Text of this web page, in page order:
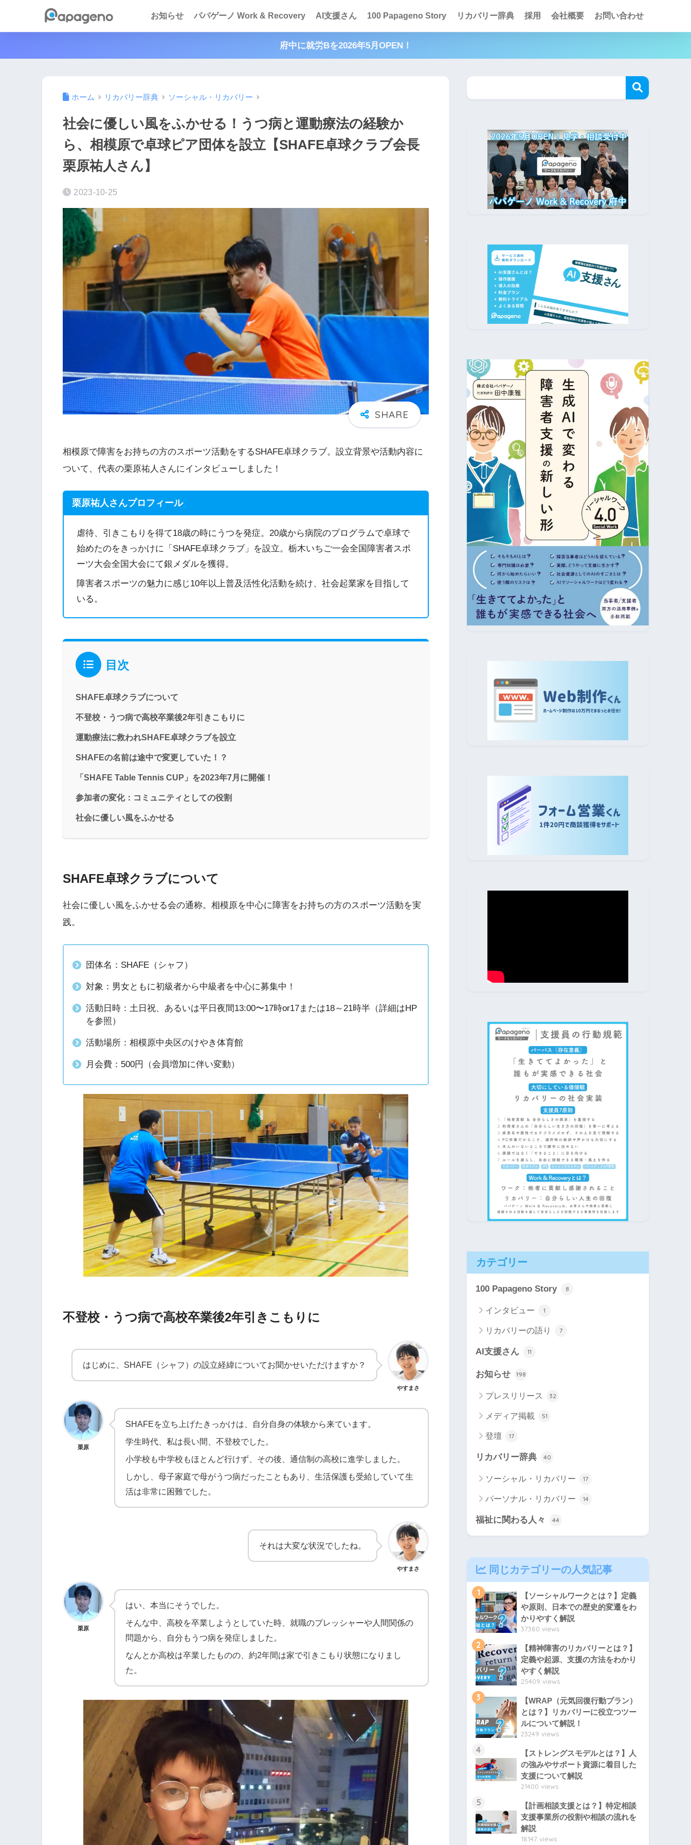
お知らせ パパゲーノ Work & Recovery AI支援さん 100 Papageno Story リカバリー辞典 採用 会社概要 お問い合わせ
府中に就労Bを2026年5月OPEN！
ホーム リカバリー辞典 ソーシャル・リカバリー
社会に優しい風をふかせる！うつ病と運動療法の経験か
ら、相模原で卓球ピア団体を設立【SHAFE卓球クラブ会長
栗原祐人さん】
2023-10-25
相模原で障害をお持ちの方のスポーツ活動をするSHAFE卓球クラブ。設立背景や活動内容に
ついて、代表の栗原祐人さんにインタビューしました！
栗原祐人さんプロフィール
虐待、引きこもりを得て18歳の時にうつを発症。20歳から病院のプログラムで卓球で
始めたのをきっかけに「SHAFE卓球クラブ」を設立。栃木いちご一会全国障害者スポ
ーツ大会全国大会にて銀メダルを獲得。
障害者スポーツの魅力に感じ10年以上普及活性化活動を続け、社会起業家を目指して
いる。
目次
SHAFE卓球クラブについて
不登校・うつ病で高校卒業後2年引きこもりに
運動療法に救われSHAFE卓球クラブを設立
SHAFEの名前は途中で変更していた！？
「SHAFE Table Tennis CUP」を2023年7月に開催！
参加者の変化：コミュニティとしての役割
社会に優しい風をふかせる
SHAFE卓球クラブについて
社会に優しい風をふかせる会の通称。相模原を中心に障害をお持ちの方のスポーツ活動を実
践。
団体名：SHAFE（シャフ）
対象：男女ともに初級者から中級者を中心に募集中！
活動日時：土日祝、あるいは平日夜間13:00〜17時or17または18～21時半（詳細はHP
を参照）
活動場所：相模原中央区のけやき体育館
月会費：500円（会員増加に伴い変動）
不登校・うつ病で高校卒業後2年引きこもりに
やすまさ
はじめに、SHAFE（シャフ）の設立経緯についてお聞かせいただけますか？
栗原
SHAFEを立ち上げたきっかけは、自分自身の体験から来ています。
学生時代、私は長い間、不登校でした。
小学校も中学校もほとんど行けず、その後、通信制の高校に進学しました。
しかし、母子家庭で母がうつ病だったこともあり、生活保護も受給していて生
活は非常に困難でした。
やすまさ
それは大変な状況でしたね。
栗原
はい、本当にそうでした。
そんな中、高校を卒業しようとしていた時、就職のプレッシャーや人間関係の
問題から、自分もうつ病を発症しました。
なんとか高校は卒業したものの、約2年間は家で引きこもり状態になりまし
た。
カテゴリー
100 Papageno Story 8
インタビュー 1
リカバリーの語り 7
AI支援さん 11
お知らせ 198
プレスリリース 32
メディア掲載 51
登壇 17
リカバリー辞典 40
ソーシャル・リカバリー 17
パーソナル・リカバリー 14
福祉に関わる人々 44
同じカテゴリーの人気記事
1
【ソーシャルワークとは？】定義
や原則、日本での歴史的変遷をわ
かりやすく解説
37380 views
2
【精神障害のリカバリーとは？】
定義や起源、支援の方法をわかり
やすく解説
25409 views
3
【WRAP（元気回復行動プラン）
とは？】リカバリーに役立つツー
ルについて解説！
23249 views
4
【ストレングスモデルとは？】人
の強みやサポート資源に着目した
支援について解説
21400 views
5
【計画相談支援とは？】特定相談
支援事業所の役割や相談の流れを
解説
18147 views